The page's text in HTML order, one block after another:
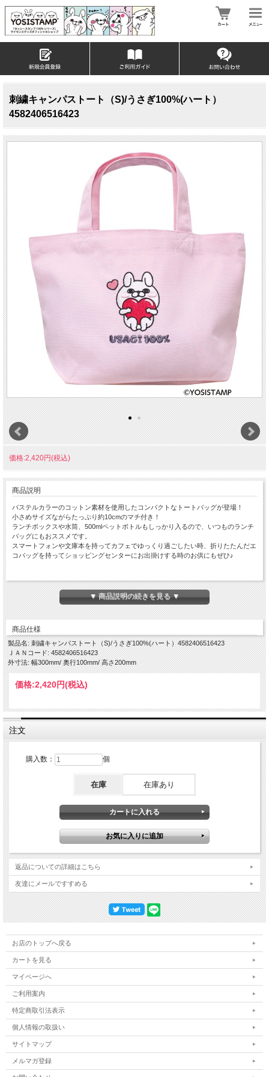
刺繍キャンパストート（S)/うさぎ100%(ハート）
4582406516423
価格:2,420円(税込)
商品説明
パステルカラーのコットン素材を使用したコンパクトなトートバッグが登場！
小さめサイズながらたっぷり約10cmのマチ付き！
ランチボックスや水筒、500mlペットボトルもしっかり入るので、いつものランチ
バッグにもおススメです。
スマートフォンや文庫本を持ってカフェでゆっくり過ごしたい時、折りたたんだエ
コバッグを持ってショッピングセンターにお出掛けする時のお供にもぜひ♪
サイズ：H20×W30cm（持ち手部分含めず）
素 材：コットン
▼ 商品説明の続きを見る ▼
商品仕様
製品名: 刺繍キャンパストート（S)/うさぎ100%(ハート）4582406516423
ＪＡＮコード: 4582406516423
外寸法: 幅300mm/ 奥行100mm/ 高さ200mm
価格:2,420円(税込)
注文
購入数： 個
在庫 在庫あり
返品についての詳細はこちら
友達にメールですすめる
お店のトップへ戻る
カートを見る
マイページへ
ご利用案内
特定商取引法表示
個人情報の取扱い
サイトマップ
メルマガ登録